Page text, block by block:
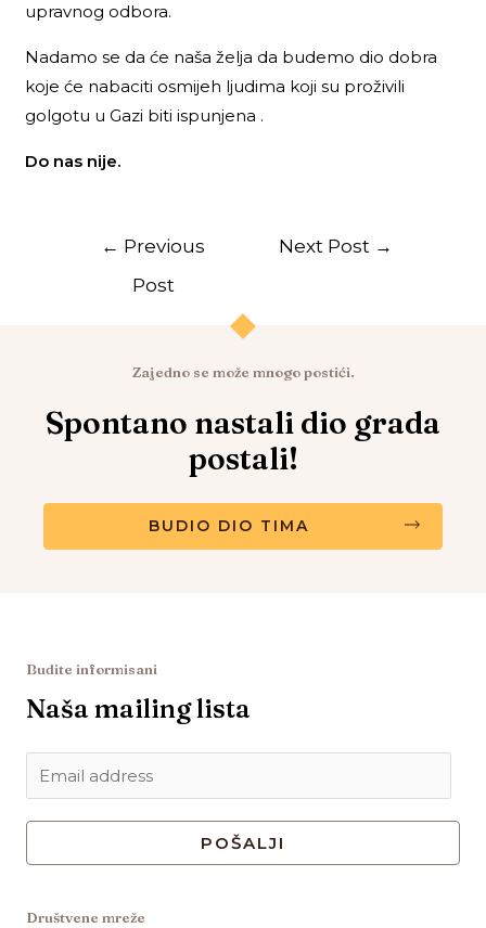
upravnog odbora.
Nadamo se da će naša želja da budemo dio dobra
koje će nabaciti osmijeh ljudima koji su proživili
golgotu u Gazi biti ispunjena .
Do nas nije.
← Previous
Post
Next Post →
Zajedno se može mnogo postići.
Spontano nastali dio grada
postali!
BUDIO DIO TIMA
Budite informisani
Naša mailing lista
POŠALJI
Društvene mreže